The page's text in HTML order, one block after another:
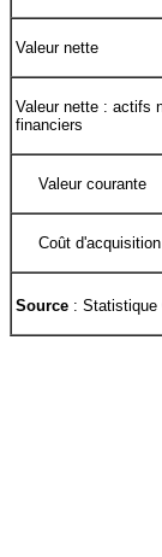
Source : Statistique
Valeur nette
Valeur nette : actifs
financiers
Valeur courante
Coût d'acquisition